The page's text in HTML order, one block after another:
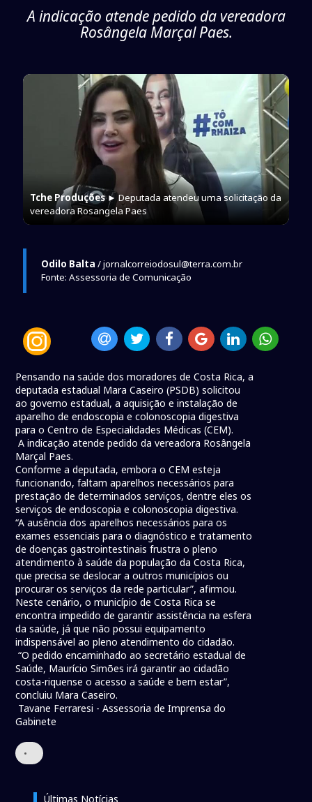
A indicação atende pedido da vereadora
Rosângela Marçal Paes.
Tche Produções► Deputada atendeu uma solicitação da
vereadora Rosangela Paes
Odilo Balta / jornalcorreiodosul@terra.com.br
Fonte: Assessoria de Comunicação
Pensando na saúde dos moradores de Costa Rica, a
deputada estadual Mara Caseiro (PSDB) solicitou
ao governo estadual, a aquisição e instalação de
aparelho de endoscopia e colonoscopia digestiva
para o Centro de Especialidades Médicas (CEM).
A indicação atende pedido da vereadora Rosângela
Marçal Paes.
Conforme a deputada, embora o CEM esteja
funcionando, faltam aparelhos necessários para
prestação de determinados serviços, dentre eles os
serviços de endoscopia e colonoscopia digestiva.
“A ausência dos aparelhos necessários para os
exames essenciais para o diagnóstico e tratamento
de doenças gastrointestinais frustra o pleno
atendimento à saúde da população da Costa Rica,
que precisa se deslocar a outros municípios ou
procurar os serviços da rede particular”, afirmou.
Neste cenário, o município de Costa Rica se
encontra impedido de garantir assistência na esfera
da saúde, já que não possui equipamento
indispensável ao pleno atendimento do cidadão.
“O pedido encaminhado ao secretário estadual de
Saúde, Maurício Simões irá garantir ao cidadão
costa-riquense o acesso a saúde e bem estar”,
concluiu Mara Caseiro.
Tavane Ferraresi - Assessoria de Imprensa do
Gabinete
•
Últimas Notícias